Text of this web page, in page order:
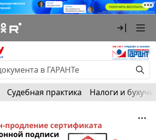
Судебная практика Налоги и